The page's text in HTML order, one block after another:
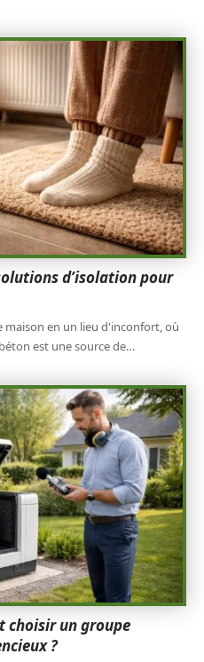
d’isolation pour
en un lieu d'inconfort, où
est une source de…
choisir un groupe
?